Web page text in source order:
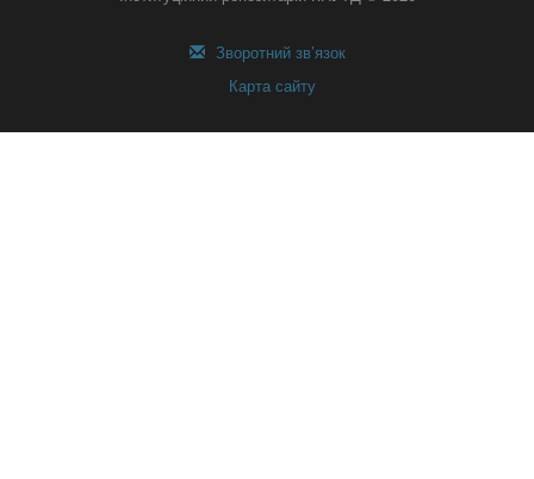
Зворотний зв’язок
Карта сайту